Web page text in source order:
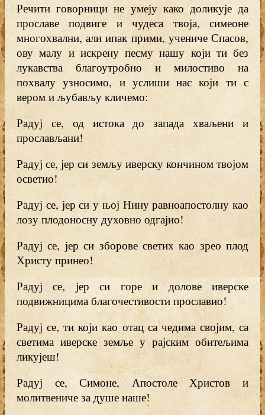
Речити говорници не умеју како доликује да
прославе подвиге и чудеса твоја, симеоне
многохвални, али ипак прими, учениче Спасов,
ову малу и искрену песму нашу који ти без
лукавства благоутробно и милостиво на
похвалу узносимо, и услиши нас који ти с
вером и љубављу кличемо:
Радуј се, од истока до запада хваљени и
прослављани!
Радуј се, јер си земљу иверску кончином твојом
осветио!
Радуј се, јер си у њој Нину равноапостолну као
лозу плодоносну духовно одгајио!
Радуј се, јер си зборове светих као зрео плод
Христу принео!
Радуј се, јер си горе и долове иверске
подвижницима благочестивости прославио!
Радуј се, ти који као отац са чедима својим, са
светима иверске земље у рајским обитељима
ликујеш!
Радуј се, Симоне, Апостоле Христов и
молитвениче за душе наше!